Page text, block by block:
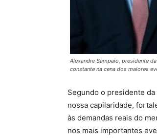
Alexandre Sampaio, presidente
constante na cena dos maiores
Segundo o presidente
nossa capilaridade,
às demandas reais do
nos mais importantes